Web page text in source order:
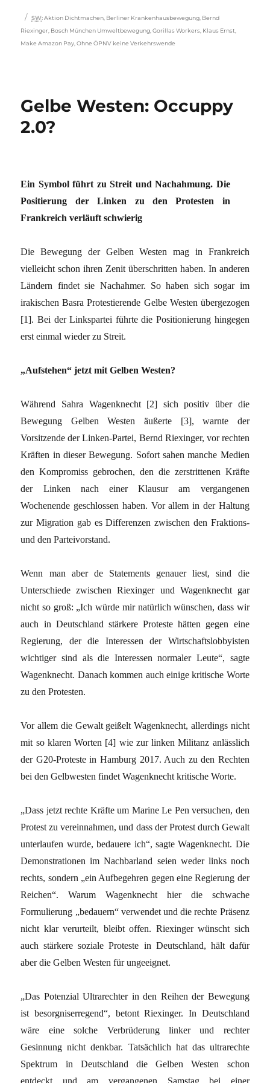
Schlagwörter
SW: Aktion Dichtmachen Berliner Krankenhausbewegung Bernd
Riexinger Bosch München Umweltbewegung ,Gorillas Workers Klaus Ernst
Make Amazon Pay ,Ohne ÖPNV keine Verkehrswende
Gelbe Westen: Occuppy
2.0?
Ein Symbol führt zu Streit und Nachahmung. Die
Positierung der Linken zu den Protesten in
Frankreich verläuft schwierig
Die Bewegung der Gelben Westen mag in Frankreich
vielleicht schon ihren Zenit überschritten haben. In anderen
Ländern findet sie Nachahmer. So haben sich sogar im
irakischen Basra Protestierende Gelbe Westen übergezogen
[1]. Bei der Linkspartei führte die Positionierung hingegen
erst einmal wieder zu Streit.
„Aufstehen“ jetzt mit Gelben Westen?
Während Sahra Wagenknecht [2] sich positiv über die
Bewegung Gelben Westen äußerte [3], warnte der
Vorsitzende der Linken-Partei, Bernd Riexinger, vor rechten
Kräften in dieser Bewegung. Sofort sahen manche Medien
den Kompromiss gebrochen, den die zerstrittenen Kräfte
der Linken nach einer Klausur am vergangenen
Wochenende geschlossen haben. Vor allem in der Haltung
zur Migration gab es Differenzen zwischen den Fraktions-
und den Parteivorstand.
Wenn man aber de Statements genauer liest, sind die
Unterschiede zwischen Riexinger und Wagenknecht gar
nicht so groß: „Ich würde mir natürlich wünschen, dass wir
auch in Deutschland stärkere Proteste hätten gegen eine
Regierung, der die Interessen der Wirtschaftslobbyisten
wichtiger sind als die Interessen normaler Leute“, sagte
Wagenknecht. Danach kommen auch einige kritische Worte
zu den Protesten.
Vor allem die Gewalt geißelt Wagenknecht, allerdings nicht
mit so klaren Worten [4] wie zur linken Militanz anlässlich
der G20-Proteste in Hamburg 2017. Auch zu den Rechten
bei den Gelbwesten findet Wagenknecht kritische Worte.
„Dass jetzt rechte Kräfte um Marine Le Pen versuchen, den
Protest zu vereinnahmen, und dass der Protest durch Gewalt
unterlaufen wurde, bedauere ich“, sagte Wagenknecht. Die
Demonstrationen im Nachbarland seien weder links noch
rechts, sondern „ein Aufbegehren gegen eine Regierung der
Reichen“. Warum Wagenknecht hier die schwache
Formulierung „bedauern“ verwendet und die rechte Präsenz
nicht klar verurteilt, bleibt offen. Riexinger wünscht sich
auch stärkere soziale Proteste in Deutschland, hält dafür
aber die Gelben Westen für ungeeignet.
„Das Potenzial Ultrarechter in den Reihen der Bewegung
ist besorgniserregend“, betont Riexinger. In Deutschland
wäre eine solche Verbrüderung linker und rechter
Gesinnung nicht denkbar. Tatsächlich hat das ultrarechte
Spektrum in Deutschland die Gelben Westen schon
entdeckt und am vergangenen Samstag bei einer